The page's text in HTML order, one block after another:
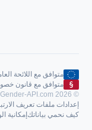
متوافق مع اللائحة
متوافق مع قانون
© Gender-API.com 2026. جميع الحقوق محفوظة.
إعدادات ملفات تعريف
كيف نحمي بياناتك إمكانية